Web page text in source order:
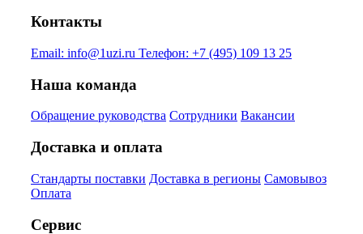
Контакты
Email: info@1uzi.ru Телефон: +7 (495) 109 13 25
Наша команда
Обращение руководства Сотрудники Вакансии
Доставка и оплата
Стандарты поставки Доставка в регионы Самовывоз
Оплата
Сервис